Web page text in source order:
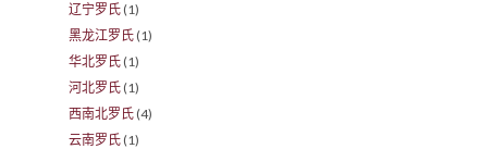
辽宁罗氏 (1)
黑龙江罗氏 (1)
华北罗氏 (1)
河北罗氏 (1)
西南北罗氏 (4)
云南罗氏 (1)